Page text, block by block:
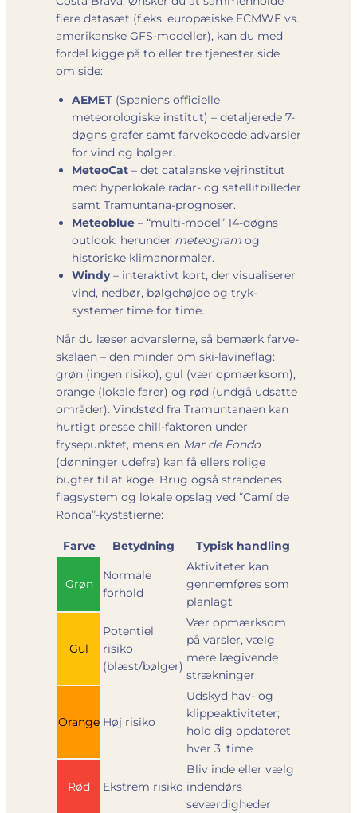
flere datasæt (f.eks. europæiske ECMWF vs.
amerikanske GFS-modeller), kan du med
fordel kigge på to eller tre tjenester side
om side:
AEMET (Spaniens officielle
meteorologiske institut) – detaljerede 7-
døgns grafer samt farvekodede advarsler
for vind og bølger.
MeteoCat – det catalanske vejrinstitut
med hyperlokale radar- og satellitbilleder
samt Tramuntana-prognoser.
Meteoblue – “multi-model” 14-døgns
outlook, herunder meteogram og
historiske klimanormaler.
Windy– interaktivt kort, der visualiserer
vind, nedbør, bølgehøjde og tryk­
systemer time for time.
Når du læser advarslerne, så bemærk farve­
skalaen – den minder om ski-lavine­flag:
grøn (ingen risiko), gul (vær opmærksom),
orange (lokale farer) og rød (undgå udsatte
områder). Vindstød fra Tramuntanaen kan
hurtigt presse chill-faktoren under
frysepunktet, mens en Mar de Fondo
(dønninger udefra) kan få ellers rolige
bugter til at koge. Brug også strandenes
flag­system og lokale opslag ved “Camí de
Ronda”-kyststierne:
Farve Betydning Typisk handling
Grøn
Normale
forhold
Aktiviteter kan
gennemføres som
planlagt
Gul
Potentiel
risiko
(blæst/bølger)
Vær opmærksom
på varsler, vælg
mere lægivende
strækninger
Orange Høj risiko
Udskyd hav- og
klippeaktiviteter;
hold dig opdateret
hver 3. time
Rød Ekstrem risiko
Bliv inde eller vælg
indendørs
seværdigheder